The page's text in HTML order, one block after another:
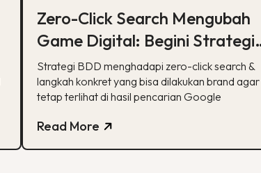
Zero-Click Search Mengubah
Game Digital: Begini Strategi
BDD & Apa yang Bisa Dilakukan
Brand
Strategi BDD menghadapi zero-click search &
langkah konkret yang bisa dilakukan brand agar
tetap terlihat di hasil pencarian Google
Read More